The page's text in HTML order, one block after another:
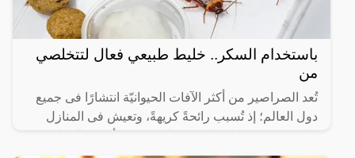
باستخدام السكر.. خليط طبيعي فعال لتتخلصي
من
تُعد الصراصير من أكثر الآفات الحيوانيّة انتشارًا فى جميع
دول العالم؛ إذ تُسبب رائحةً كريهةً، وتعيش فى المنازل